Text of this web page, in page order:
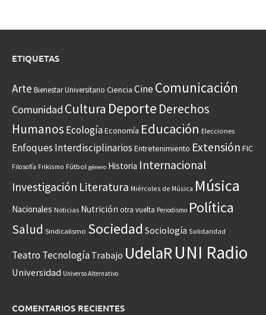
ETIQUETAS
Arte Bienestar Universitario Ciencia CineComunicación
Comunidad Cultura Deporte Derechos
Humanos EcologíaEconomía Educación Elecciones
Enfoques Interdisciplinarios Entretenimiento Extensión FIC
Filosofía Frikismo Fútbol género Historia Internacional
Investigación Literatura Miércoles de Música Música
Nacionales Noticias Nutrición otra vuelta Periodismo Política
Salud Sindicalismo Sociedad Sociología Solidaridad
Teatro Tecnología Trabajo UdelaRUNI Radio
Universidad Universo Alternativo
COMENTARIOS RECIENTES